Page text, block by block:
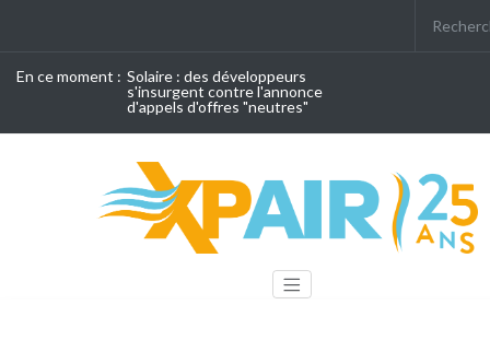
En ce moment : Solaire : des développeurs
s'insurgent contre l'annonce
d'appels d'offres "neutres"